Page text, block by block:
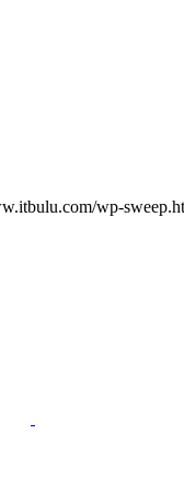
wp-